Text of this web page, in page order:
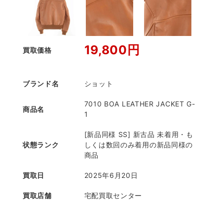
買取価格 19,800円
ブランド名 ショット
商品名
7010 BOA LEATHER JACKET G-
1
状態ランク
[新品同様 SS] 新古品 未着用・も
しくは数回のみ着用の新品同様の
商品
買取日 2025年6月20日
買取店舗 宅配買取センター